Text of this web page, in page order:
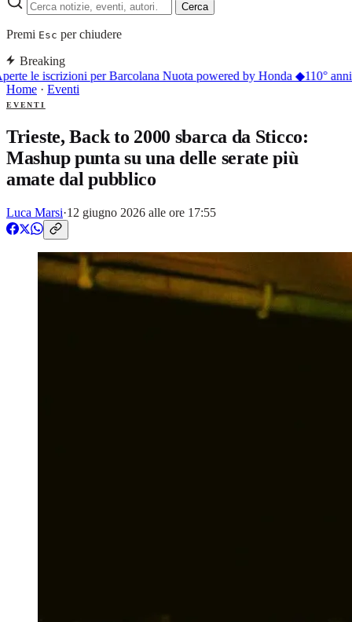
Cerca
Premi Esc per chiudere
Breaking
le iscrizioni per Barcolana Nuota powered by Honda ◆110°
Home · Eventi
EVENTI
Trieste, Back to 2000 sbarca da Sticco:
Mashup punta su una delle serate più
amate dal pubblico
Luca Marsi·12 giugno 2026 alle ore 17:55